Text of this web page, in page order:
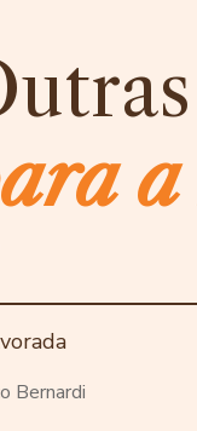
a
Bernardi